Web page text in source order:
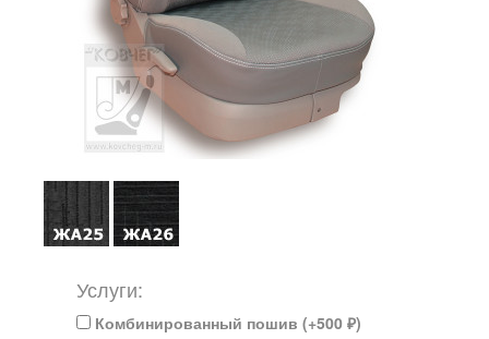
Услуги:
Комбинированный пошив (+500 ₽)